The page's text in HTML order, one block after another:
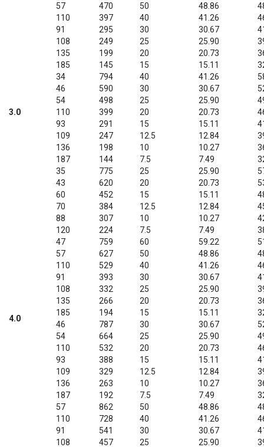
3.0
57
110
91
108
135
185
470
397
295
249
199
145
50
40
30
25
20
15
48.86
41.26
30.67
25.90
20.73
15.11
34
46
54
110
93
109
136
187
794
590
498
399
291
247
198
144
40
30
25
20
15
12.5
10
7.5
41.26
30.67
25.90
20.73
15.11
12.84
10.27
7.49
35
43
60
70
88
120
775
620
452
384
307
224
25
20
15
12.5
10
7.5
25.90
20.73
15.11
12.84
10.27
7.49
4.0
47
57
110
91
108
135
185
759
627
529
393
332
266
194
60
50
40
30
25
20
15
59.22
48.86
41.26
30.67
25.90
20.73
15.11
46
54
110
93
109
136
187
787
664
532
388
329
263
192
30
25
20
15
12.5
10
7.5
30.67
25.90
20.73
15.11
12.84
10.27
7.49
57
110
91
108
862
728
541
457
50
40
30
25
48.86
41.26
30.67
25.90